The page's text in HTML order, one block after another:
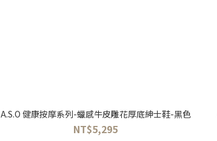
A.S.O 健康按摩系列-蠟感牛皮雕花厚底紳士鞋-黑色
NT$5,295